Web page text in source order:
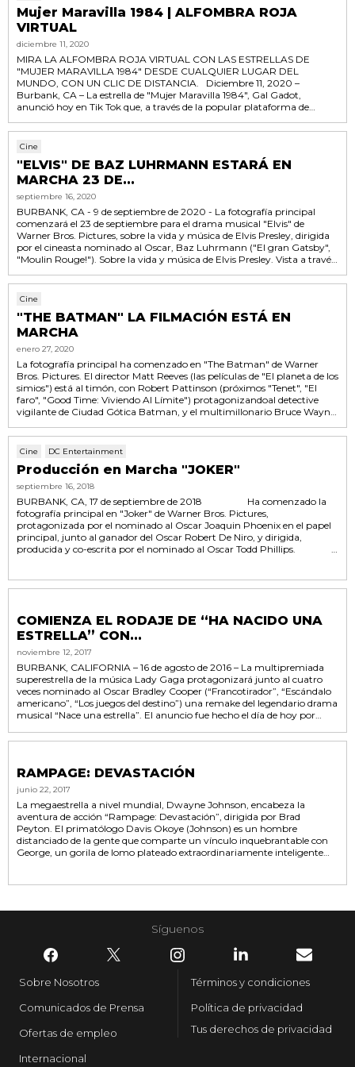
Mujer Maravilla 1984 | ALFOMBRA ROJA
VIRTUAL
diciembre 11, 2020
MIRA LA ALFOMBRA ROJA VIRTUAL CON LAS ESTRELLAS DE
"MUJER MARAVILLA 1984" DESDE CUALQUIER LUGAR DEL
MUNDO, CON UN CLIC DE DISTANCIA. Diciembre 11, 2020 –
Burbank, CA – La estrella de "Mujer Maravilla 1984", Gal Gadot,
anunció hoy en Tik Tok que, a través de la popular plataforma de
un asiento de primera fila en la alfombra roja digital, para la muy
esperada aventura de acción de DC Super Hero de Warner Bros.
Cine
"ELVIS" DE BAZ LUHRMANN ESTARÁ EN
MARCHA 23 DE...
septiembre 16, 2020
BURBANK, CA - 9 de septiembre de 2020 - La fotografía principal
comenzará el 23 de septiembre para el drama musical "Elvis" de
Warner Bros. Pictures, sobre la vida y música de Elvis Presley, dirigida
por el cineasta nominado al Oscar, Baz Luhrmann ("El gran Gatsby",
"Moulin Rouge!"). Sobre la vida y música de Elvis Presley. Vista a través
coronel Tom Parker, la película está protagonizada por Austin Butler
("Érase una vez en ......
Cine
"THE BATMAN" LA FILMACIÓN ESTÁ EN
MARCHA
enero 27, 2020
La fotografía principal ha comenzado en "The Batman" de Warner
Bros. Pictures. El director Matt Reeves (las películas de "El planeta de los
simios") está al timón, con Robert Pattinson (próximos "Tenet", "El
faro", "Good Time: Viviendo Al Límite") protagonizandoal detective
vigilante de Ciudad Gótica Batman, y el multimillonario Bruce Wayne.
elenco de personajes son: Zoë Kravitz ("Animales fantásticos: los
crímenes de...
Cine DC Entertainment
Producción en Marcha "JOKER"
septiembre 16, 2018
BURBANK, CA, 17 de septiembre de 2018 Ha comenzado la
fotografía principal en "Joker" de Warner Bros. Pictures,
protagonizada por el nominado al Oscar Joaquin Phoenix en el papel
principal, junto al ganador del Oscar Robert De Niro, y dirigida,
producida y co-escrita por el nominado al Oscar Todd Phillips.
COMIENZA EL RODAJE DE “HA NACIDO UNA
ESTRELLA” CON...
noviembre 12, 2017
BURBANK, CALIFORNIA – 16 de agosto de 2016 – La multipremiada
superestrella de la música Lady Gaga protagonizará junto al cuatro
veces nominado al Oscar Bradley Cooper (“Francotirador”, “Escándalo
americano”, “Los juegos del destino”) una remake del legendario drama
musical “Nace una estrella”. El anuncio fue hecho el día de hoy por
Warner Bros. Pictures. La película también será dirigida por Cooper,
RAMPAGE: DEVASTACIÓN
junio 22, 2017
La megaestrella a nivel mundial, Dwayne Johnson, encabeza la
aventura de acción “Rampage: Devastación”, dirigida por Brad
Peyton. El primatólogo Davis Okoye (Johnson) es un hombre
distanciado de la gente que comparte un vínculo inquebrantable con
George, un gorila de lomo plateado extraordinariamente inteligente
creatura de dimensiones colosales. Para empeorar...
Síguenos
Sobre Nosotros
Comunicados de Prensa
Ofertas de empleo
Internacional
Términos y condiciones
Política de privacidad
Tus derechos de privacidad